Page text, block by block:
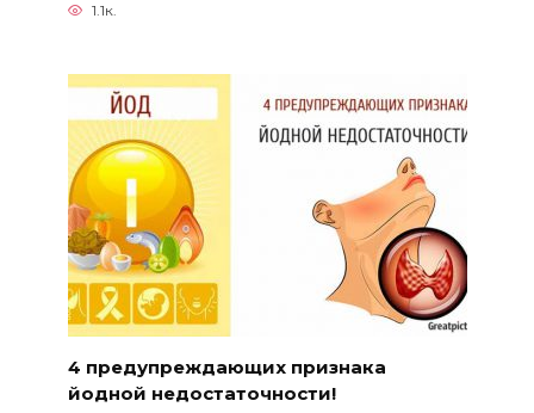
1.1к.
4 предупреждающих признака
йодной недостаточности!